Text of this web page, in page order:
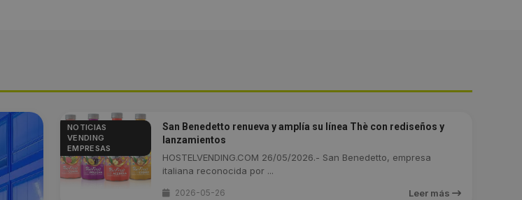
NOTICIAS
VENDING
EMPRESAS
San Benedetto renueva y amplía su línea Thè con rediseños y
lanzamientos
HOSTELVENDING.COM 26/05/2026.- San Benedetto, empresa
italiana reconocida por ...
2026-05-26 Leer más